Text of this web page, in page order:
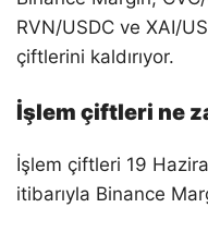
RVN/USDC ve XAI/
çiftlerini kaldırıyor.
İşlem çiftleri ne
İşlem çiftleri 19
itibarıyla Binance